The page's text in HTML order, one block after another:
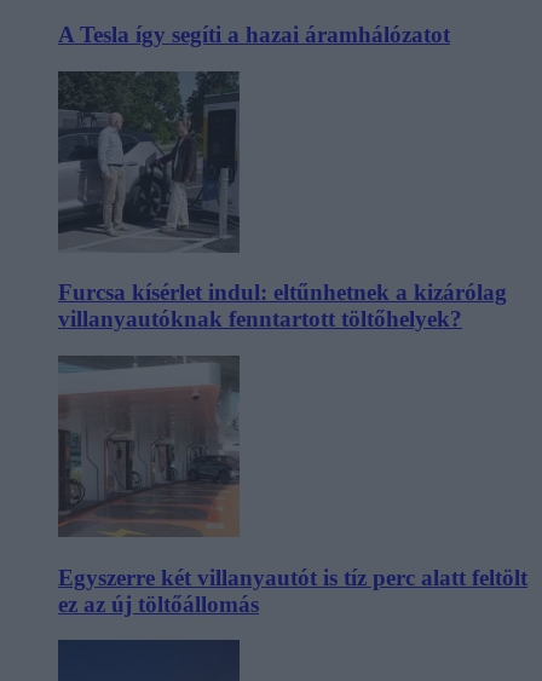
A Tesla így segíti a hazai áramhálózatot
Furcsa kísérlet indul: eltűnhetnek a kizárólag
villanyautóknak fenntartott töltőhelyek?
Egyszerre két villanyautót is tíz perc alatt feltölt
ez az új töltőállomás